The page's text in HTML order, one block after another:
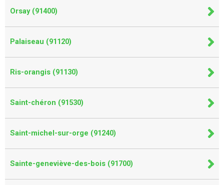
Orsay (91400)
Palaiseau (91120)
Ris-orangis (91130)
Saint-chéron (91530)
Saint-michel-sur-orge (91240)
Sainte-geneviève-des-bois (91700)